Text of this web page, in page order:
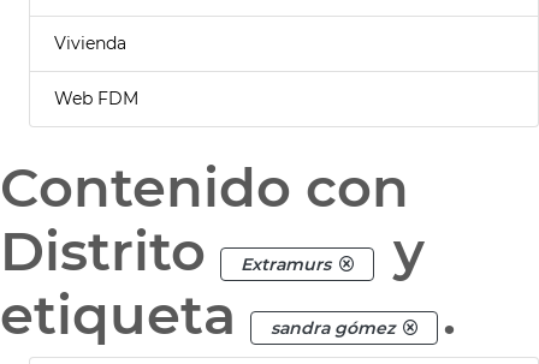
Vivienda
Web FDM
Contenido con
Distrito
Extramurs
y
etiqueta
sandra gómez .